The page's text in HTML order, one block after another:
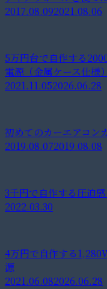
2017.08.092021.08.06
5万円台で自作する
電源（金属ケース仕様）
2021.11.052026.06.28
初めてのカーエアコン
2019.08.072019.08.08
3千円で自作する圧迫
2022.03.30
4万円で自作する
源
2021.06.082026.06.28